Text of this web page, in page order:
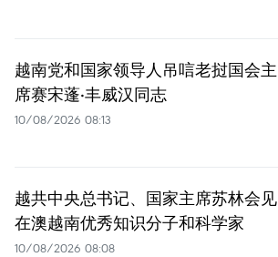
越南党和国家领导人吊唁老挝国会主
席赛宋蓬·丰威汉同志
10/08/2026 08:13
越共中央总书记、国家主席苏林会见
在澳越南优秀知识分子和科学家
10/08/2026 08:08